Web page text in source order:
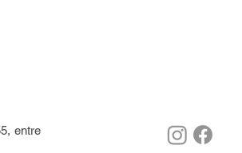
entre